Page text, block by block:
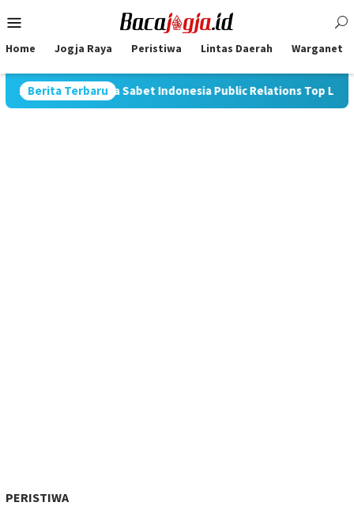
to
Menu
Home Jogja Raya Peristiwa Lintas Daerah Warganet
Berita Terbaru
Nugraha Sabet Indonesia Public Relations Top Leader 2026
PERISTIWA